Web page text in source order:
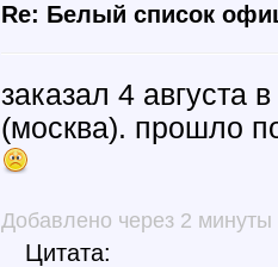
Re: Белый список
заказал 4 августа
(москва). прошло
Добавлено через 2 минуты
Цитата: